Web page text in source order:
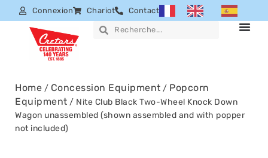
Connexion Chariot Contact
Home / Concession Equipment / Popcorn
Equipment / Nite Club Black Two-Wheel Knock Down
Wagon unassembled (shown assembled and with popper
not included)